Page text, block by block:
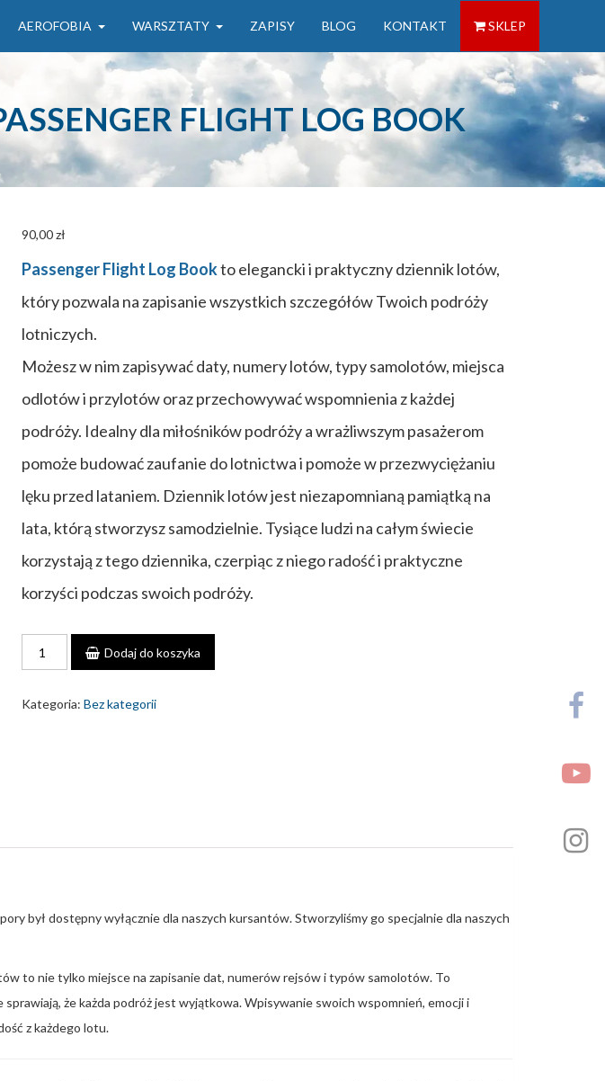
AEROFOBIA WARSZTATY ZAPISY BLOG KONTAKT SKLEP
FLIGHT LOG BOOK
90,00zł
Passenger Flight Log Bookto elegancki i praktyczny dziennik lotów,
który pozwala na zapisanie wszystkich szczegółów Twoich podróży
lotniczych.
Możesz w nim zapisywać daty, numery lotów, typy samolotów, miejsca
odlotów i przylotów oraz przechowywać wspomnienia z każdej
podróży. Idealny dla miłośników podróży a wrażliwszym pasażerom
pomoże budować zaufanie do lotnictwa i pomoże w przezwyciężaniu
lęku przed lataniem. Dziennik lotów jest niezapomnianą pamiątką na
lata, którą stworzysz samodzielnie. Tysiące ludzi na całym świecie
korzystają z tego dziennika, czerpiąc z niego radość i praktyczne
korzyści podczas swoich podróży.
Książka
Passenger
Dodaj do koszyka
Kategoria: Bez kategorii
był dostępny wyłącznie dla naszych kursantów. Stworzyliśmy go specjalnie dla naszych
to nie tylko miejsce na zapisanie dat, numerów rejsów i typów samolotów. To
że każda podróż jest wyjątkowa. Wpisywanie swoich wspomnień, emocji i
z każdego lotu.